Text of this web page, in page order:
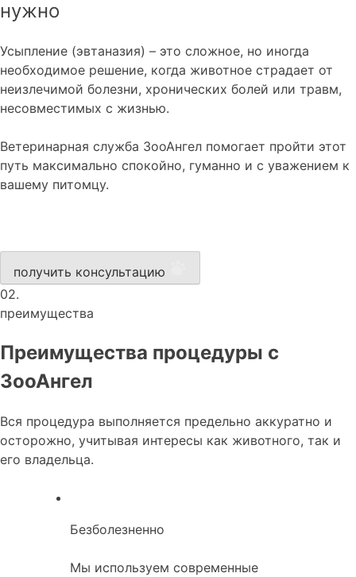
нужно
Усыпление (эвтаназия) – это сложное, но иногда
необходимое решение, когда животное страдает от
неизлечимой болезни, хронических болей или травм,
несовместимых с жизнью.
Ветеринарная служба ЗооАнгел помогает пройти этот
путь максимально спокойно, гуманно и с уважением к
вашему питомцу.
получить консультацию
02.
преимущества
Преимущества процедуры с
ЗооАнгел
Вся процедура выполняется предельно аккуратно и
осторожно, учитывая интересы как животного, так и
его владельца.
Безболезненно
Мы используем современные